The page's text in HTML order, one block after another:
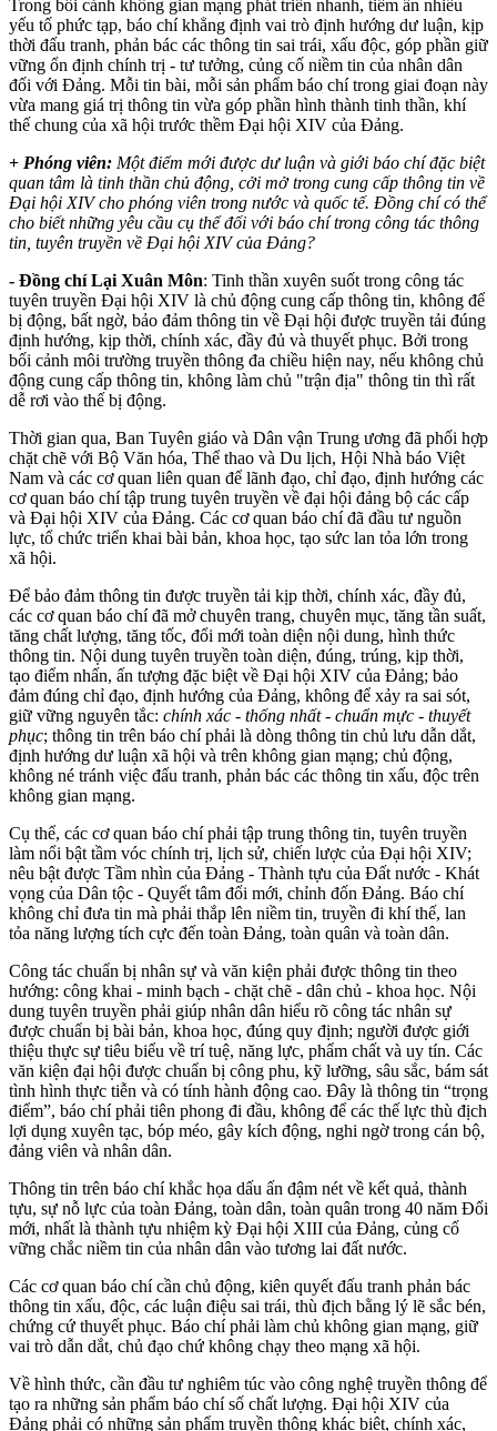
Trong bối cảnh không gian mạng phát triển nhanh, tiềm ẩn nhiều
yếu tố phức tạp, báo chí khẳng định vai trò định hướng dư luận, kịp
thời đấu tranh, phản bác các thông tin sai trái, xấu độc, góp phần giữ
vững ổn định chính trị - tư tưởng, củng cố niềm tin của nhân dân
đối với Đảng. Mỗi tin bài, mỗi sản phẩm báo chí trong giai đoạn này
vừa mang giá trị thông tin vừa góp phần hình thành tinh thần, khí
thế chung của xã hội trước thềm Đại hội XIV của Đảng.
+ Phóng viên: Một điểm mới được dư luận và giới báo chí đặc biệt
quan tâm là tinh thần chủ động, cởi mở trong cung cấp thông tin về
Đại hội XIV cho phóng viên trong nước và quốc tế. Đồng chí có thể
cho biết những yêu cầu cụ thể đối với báo chí trong công tác thông
tin, tuyên truyền về Đại hội XIV của Đảng?
- Đồng chíLại Xuân Môn: Tinh thần xuyên suốt trong công tác
tuyên truyền Đại hội XIV là chủ động cung cấp thông tin, không để
bị động, bất ngờ, bảo đảm thông tin về Đại hội được truyền tải đúng
định hướng, kịp thời, chính xác, đầy đủ và thuyết phục. Bởi trong
bối cảnh môi trường truyền thông đa chiều hiện nay, nếu không chủ
động cung cấp thông tin, không làm chủ "trận địa" thông tin thì rất
dễ rơi vào thế bị động.
Thời gian qua, Ban Tuyên giáo và Dân vận Trung ương đã phối hợp
chặt chẽ với Bộ Văn hóa, Thể thao và Du lịch, Hội Nhà báo Việt
Nam và các cơ quan liên quan để lãnh đạo, chỉ đạo, định hướng các
cơ quan báo chí tập trung tuyên truyền về đại hội đảng bộ các cấp
và Đại hội XIV của Đảng. Các cơ quan báo chí đã đầu tư nguồn
lực, tổ chức triển khai bài bản, khoa học, tạo sức lan tỏa lớn trong
xã hội.
Để bảo đảm thông tin được truyền tải kịp thời, chính xác, đầy đủ,
các cơ quan báo chí đã mở chuyên trang, chuyên mục, tăng tần suất,
tăng chất lượng, tăng tốc, đổi mới toàn diện nội dung, hình thức
thông tin. Nội dung tuyên truyền toàn diện, đúng, trúng, kịp thời,
tạo điểm nhấn, ấn tượng đặc biệt về Đại hội XIV của Đảng; bảo
đảm đúng chỉ đạo, định hướng của Đảng, không để xảy ra sai sót,
giữ vững nguyên tắc: chính xác - thống nhất - chuẩn mực - thuyết
phục; thông tin trên báo chí phải là dòng thông tin chủ lưu dẫn dắt,
định hướng dư luận xã hội và trên không gian mạng; chủ động,
không né tránh việc đấu tranh, phản bác các thông tin xấu, độc trên
không gian mạng.
Cụ thể, các cơ quan báo chí phải tập trung thông tin, tuyên truyền
làm nổi bật tầm vóc chính trị, lịch sử, chiến lược của Đại hội XIV;
nêu bật được Tầm nhìn của Đảng - Thành tựu của Đất nước - Khát
vọng của Dân tộc - Quyết tâm đổi mới, chỉnh đốn Đảng. Báo chí
không chỉ đưa tin mà phải thắp lên niềm tin, truyền đi khí thế, lan
tỏa năng lượng tích cực đến toàn Đảng, toàn quân và toàn dân.
Công tác chuẩn bị nhân sự và văn kiện phải được thông tin theo
hướng: công khai - minh bạch - chặt chẽ - dân chủ - khoa học. Nội
dung tuyên truyền phải giúp nhân dân hiểu rõ công tác nhân sự
được chuẩn bị bài bản, khoa học, đúng quy định; người được giới
thiệu thực sự tiêu biểu về trí tuệ, năng lực, phẩm chất và uy tín. Các
văn kiện đại hội được chuẩn bị công phu, kỹ lưỡng, sâu sắc, bám sát
tình hình thực tiễn và có tính hành động cao. Đây là thông tin “trọng
điểm”, báo chí phải tiên phong đi đầu, không để các thế lực thù địch
lợi dụng xuyên tạc, bóp méo, gây kích động, nghi ngờ trong cán bộ,
đảng viên và nhân dân.
Thông tin trên báo chí khắc họa dấu ấn đậm nét về kết quả, thành
tựu, sự nỗ lực của toàn Đảng, toàn dân, toàn quân trong 40 năm Đổi
mới, nhất là thành tựu nhiệm kỳ Đại hội XIII của Đảng, củng cố
vững chắc niềm tin của nhân dân vào tương lai đất nước.
Các cơ quan báo chí cần chủ động, kiên quyết đấu tranh phản bác
thông tin xấu, độc, các luận điệu sai trái, thù địch bằng lý lẽ sắc bén,
chứng cứ thuyết phục. Báo chí phải làm chủ không gian mạng, giữ
vai trò dẫn dắt, chủ đạo chứ không chạy theo mạng xã hội.
Về hình thức, cần đầu tư nghiêm túc vào công nghệ truyền thông để
tạo ra những sản phẩm báo chí số chất lượng. Đại hội XIV của
Đảng phải có những sản phẩm truyền thông khác biệt, chính xác,